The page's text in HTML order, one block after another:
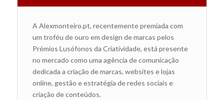
A Alexmonteiro.pt, recentemente premiada com
um troféu de ouro em design de marcas pelos
Prémios Lusófonos da Criatividade, está presente
no mercado como uma agência de comunicação
dedicada a criação de marcas, websites e lojas
online, gestão e estratégia de redes sociais e
criação de conteúdos.